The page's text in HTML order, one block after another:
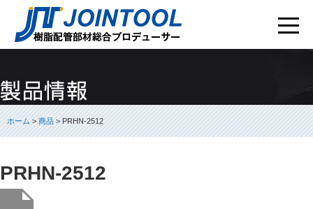
ホーム>商品> PRHN-2512
PRHN-2512